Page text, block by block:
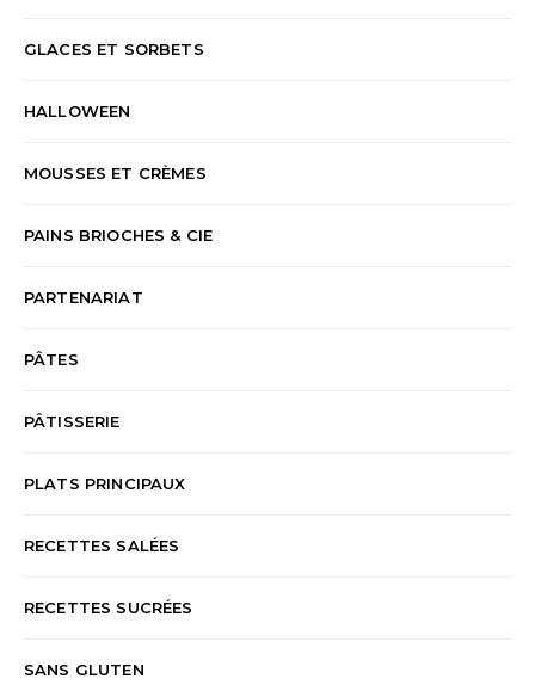
GLACES ET SORBETS
HALLOWEEN
MOUSSES ET CRÈMES
PAINS BRIOCHES & CIE
PARTENARIAT
PÂTES
PÂTISSERIE
PLATS PRINCIPAUX
RECETTES SALÉES
RECETTES SUCRÉES
SANS GLUTEN